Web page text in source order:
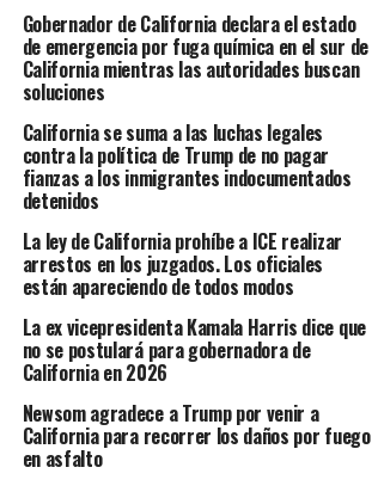
Gobernador de California declara el estado
de emergencia por fuga química en el sur de
California mientras las autoridades buscan
soluciones
California se suma a las luchas legales
contra la política de Trump de no pagar
fianzas a los inmigrantes indocumentados
detenidos
La ley de California prohíbe a ICE realizar
arrestos en los juzgados. Los oficiales
están apareciendo de todos modos
La ex vicepresidenta Kamala Harris dice que
no se postulará para gobernadora de
California en 2026
Newsom agradece a Trump por venir a
California para recorrer los daños por fuego
en asfalto